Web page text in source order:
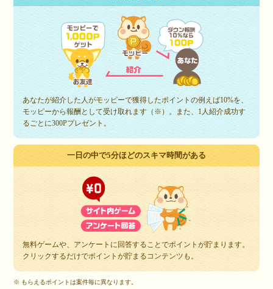
あなたが紹介した人がモッピーで獲得したポイントの例えば10%を、
モッピーから報酬として受け取れます（※）。また、1人紹介成功す
るごとに300Pプレゼント。
一日の中で5分ほどのスキマ時間がある
無料ゲームや、アンケートに回答することでポイントが貯まります。
クリックするだけでポイントが貯まるコンテンツも。
※ もらえるポイントは案件毎に異なります。